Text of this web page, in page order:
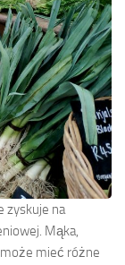
zyskuje na
Mąka,
mieć różne